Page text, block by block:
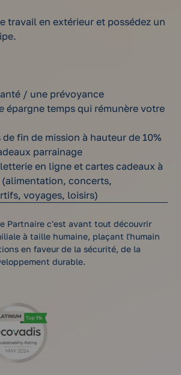
travail en extérieur et possédez un
/ une prévoyance
épargne temps qui rémunère votre
fin de mission à hauteur de 10%
parrainage
en ligne et cartes cadeaux à
concerts,
voyages, loisirs)
Partnaire c'est avant tout découvrir
à taille humaine, plaçant l'humain
en faveur de la sécurité, de la
durable.